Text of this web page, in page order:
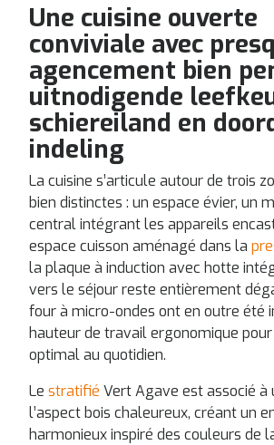
Une cuisine ouverte
conviviale avec
agencement bien
uitnodigende
schiereiland en
indeling
La cuisine s’articule autour de trois
bien distinctes : un espace évier, un
central intégrant les appareils
espace cuisson aménagé dans la
la plaque à induction avec hotte
vers le séjour reste entièrement
four à micro-ondes ont en outre été
hauteur de travail ergonomique
optimal au quotidien.
LestratifiéVert Agave est associé à
l’aspect bois chaleureux, créant un
harmonieux inspiré des couleurs de